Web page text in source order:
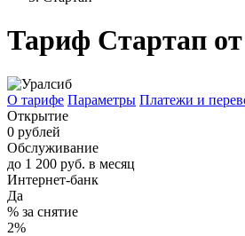
Тариф Стартап
О тарифе Параметры Платежи и
Открытие
0 рублей
Обслуживание
до 1 200 руб. в месяц
Интернет-банк
Да
% за снятие
2%